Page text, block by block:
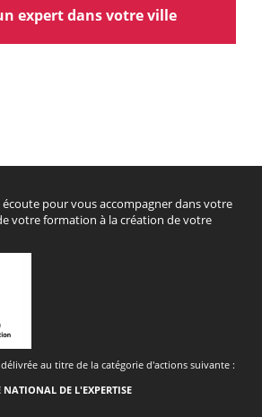
expert dans votre ville
pour vous accompagner dans votre
votre formation à la création de votre
au titre de la catégorie d'actions suivante :
DE L'EXPERTISE